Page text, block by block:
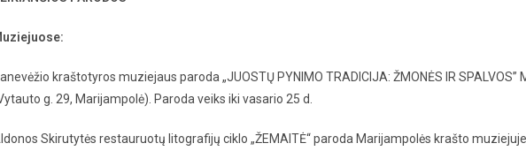
kraštotyros muziejaus paroda „JUOSTŲ PYNIMO TRADICIJA: ŽMONĖS IR
g. 29, Marijampolė). Paroda veiks iki vasario 25 d.
Skirutytės restauruotų litografijų ciklo „ŽEMAITĖ“ paroda Marijampolės krašto